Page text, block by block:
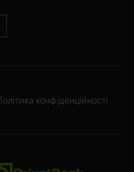
Політика конфіденційності